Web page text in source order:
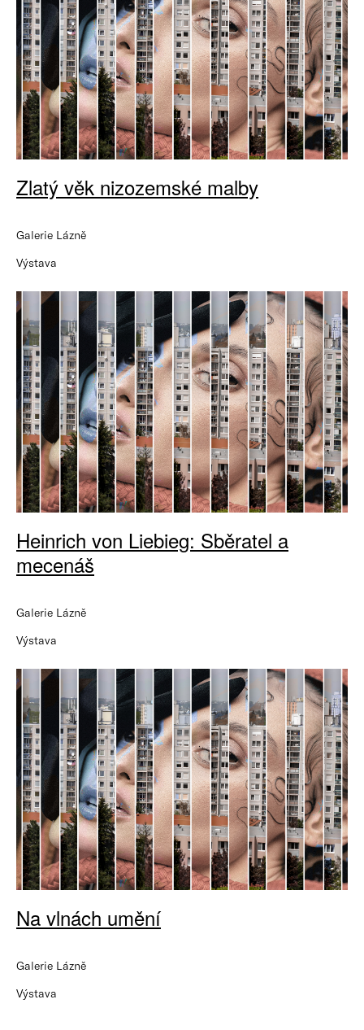
Zlatý věk nizozemské malby
Galerie Lázně
Výstava
Heinrich von Liebieg: Sběratel a
mecenáš
Galerie Lázně
Výstava
Na vlnách umění
Galerie Lázně
Výstava